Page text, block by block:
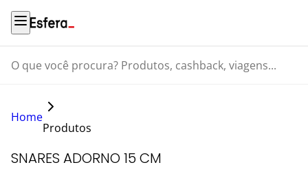
O que você procura? Produtos, cashback, viagens...
Home
Produtos
SNARES ADORNO 15 CM